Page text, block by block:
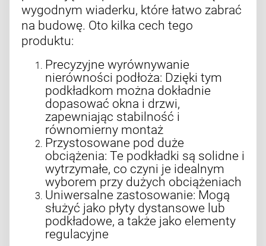
wygodnym wiaderku, które łatwo zabrać
na budowę. Oto kilka cech tego
produktu:
Precyzyjne wyrównywanie
nierówności podłoża: Dzięki tym
podkładkom można dokładnie
dopasować okna i drzwi,
zapewniając stabilność i
równomierny montaż
Przystosowane pod duże
obciążenia: Te podkładki są solidne i
wytrzymałe, co czyni je idealnym
wyborem przy dużych obciążeniach
Uniwersalne zastosowanie: Mogą
służyć jako płyty dystansowe lub
podkładowe, a także jako elementy
regulacyjne